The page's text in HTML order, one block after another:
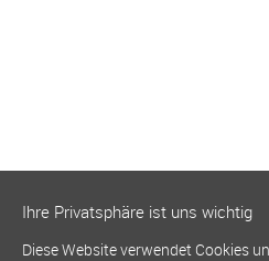
Ihre Privatsphäre ist uns wichtig
Diese Website verwendet Cookies